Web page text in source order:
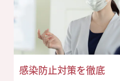
感染防止対策を徹底